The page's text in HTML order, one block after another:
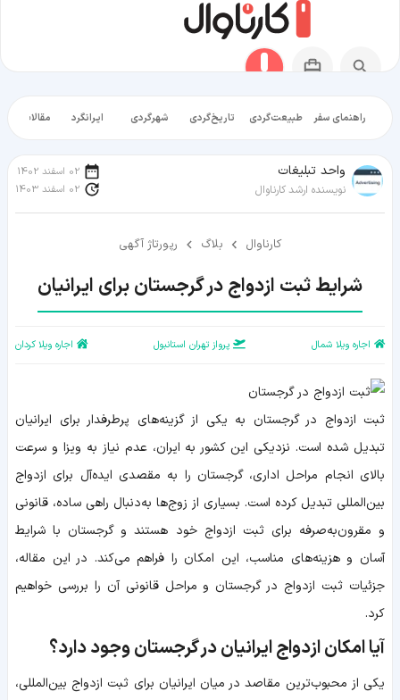
راهنمای سفر طبیعت‌گردی تاریخ‌گردی شهرگردی ایرانگرد مقالات
واحد تبلیغات
نویسنده ارشد کارناوال
02 اسفند 1402
02 اسفند 1403
کارناوال بلاگ رپورتاژ آگهی
شرایط ثبت ازدواج در گرجستان برای ایرانیان
اجاره ویلا شمال پرواز تهران استانبول اجاره ویلا کردان
ثبت ازدواج در گرجستان به یکی از گزینه‌های پرطرفدار برای ایرانیان
تبدیل شده است. نزدیکی این کشور به ایران، عدم نیاز به ویزا و سرعت
بالای انجام مراحل اداری، گرجستان را به مقصدی ایده‌آل برای ازدواج
بین‌المللی تبدیل کرده است. بسیاری از زوج‌ها به‌دنبال راهی ساده، قانونی
و مقرون‌به‌صرفه برای ثبت ازدواج خود هستند و گرجستان با شرایط
آسان و هزینه‌های مناسب، این امکان را فراهم می‌کند. در این مقاله،
جزئیات ثبت ازدواج در گرجستان و مراحل قانونی آن را بررسی خواهیم
کرد.
آیا امکان ازدواج ایرانیان در گرجستان وجود دارد؟
یکی از محبوب‌ترین مقاصد در میان ایرانیان برای ثبت ازدواج بین‌المللی،